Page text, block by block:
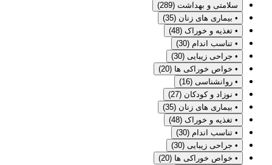
سلامتی و بهداشت (289)
• بیماری های زنان (35)
• تغذیه و خوراک (48)
• تناسب اندام (30)
• جراحی زیبایی (30)
• خواص خوراکی ها (20)
• روانشناسی (16)
• نوزاد و کودکان (27)
• بیماری های زنان (35)
• تغذیه و خوراک (48)
• تناسب اندام (30)
• جراحی زیبایی (30)
• خواص خوراکی ها (20)